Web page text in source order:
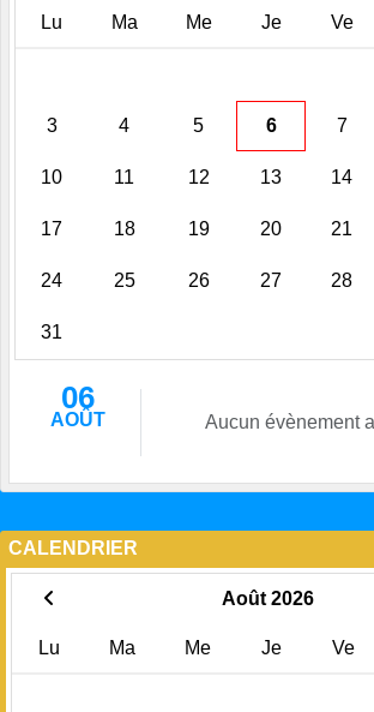
Lu Ma Me Je Ve
3 4 5 6 7
10 11 12 13 14
17 18 19 20 21
24 25 26 27 28
31
06
AOÛT Aucun évènement
CALENDRIER
Août 2026
Lu Ma Me Je Ve